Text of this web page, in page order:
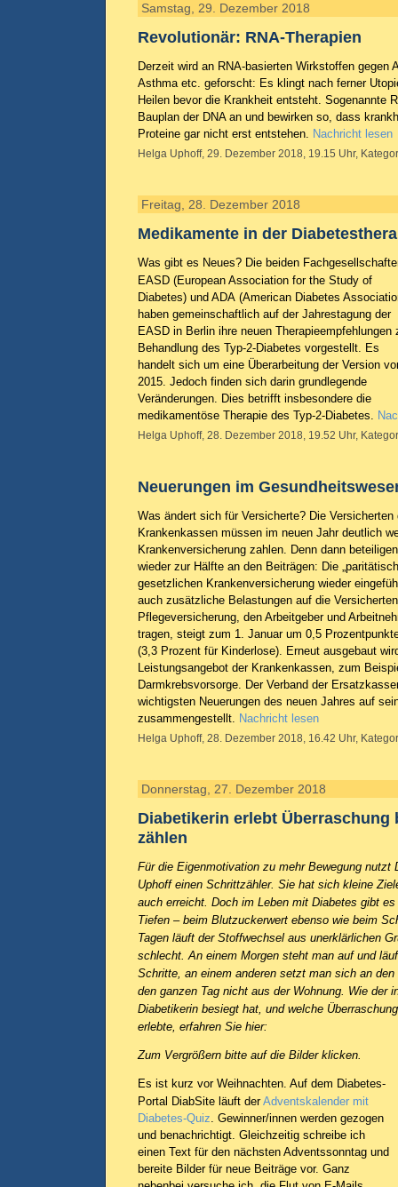
Samstag, 29. Dezember 2018
Revolutionär: RNA-Therapien
Derzeit wird an RNA-basierten Wirkstoffen gegen
Asthma etc. geforscht: Es klingt nach ferner
Heilen bevor die Krankheit entsteht. Sogenannte
Bauplan der DNA an und bewirken so, dass
Proteine gar nicht erst entstehen. Nachricht lesen
Helga Uphoff, 29. Dezember 2018, 19.15 Uhr,
Freitag, 28. Dezember 2018
Medikamente in der
Was gibt es Neues? Die beiden
EASD (European Association for the Study of
Diabetes) und ADA (American Diabetes
haben gemeinschaftlich auf der Jahrestagung der
EASD in Berlin ihre neuen Therapieempfehlungen
Behandlung des Typ-2-Diabetes vorgestellt. Es
handelt sich um eine Überarbeitung der Version
2015. Jedoch finden sich darin grundlegende
Veränderungen. Dies betrifft insbesondere die
medikamentöse Therapie des Typ-2-Diabetes.
Helga Uphoff, 28. Dezember 2018, 19.52 Uhr,
Neuerungen im
Was ändert sich für Versicherte? Die
Krankenkassen müssen im neuen Jahr deutlich
Krankenversicherung zahlen. Denn dann
wieder zur Hälfte an den Beiträgen: Die
gesetzlichen Krankenversicherung wieder
auch zusätzliche Belastungen auf die
Pflegeversicherung, den Arbeitgeber und
tragen, steigt zum 1. Januar um 0,5
(3,3 Prozent für Kinderlose). Erneut ausgebaut
Leistungsangebot der Krankenkassen, zum
Darmkrebsvorsorge. Der Verband der
wichtigsten Neuerungen des neuen Jahres auf
zusammengestellt. Nachricht lesen
Helga Uphoff, 28. Dezember 2018, 16.42 Uhr,
Donnerstag, 27. Dezember 2018
Diabetikerin erlebt Überraschung
zählen
Für die Eigenmotivation zu mehr Bewegung nutzt
Uphoff einen Schrittzähler. Sie hat sich kleine
auch erreicht. Doch im Leben mit Diabetes gibt
Tiefen – beim Blutzuckerwert ebenso wie beim
Tagen läuft der Stoffwechsel aus unerklärlichen
schlecht. An einem Morgen steht man auf und
Schritte, an einem anderen setzt man sich an
den ganzen Tag nicht aus der Wohnung. Wie der
Diabetikerin besiegt hat, und welche
erlebte, erfahren Sie hier:
Zum Vergrößern bitte auf die Bilder klicken.
Es ist kurz vor Weihnachten. Auf dem Diabetes-
Portal DiabSite läuft derAdventskalender mit
Diabetes-Quiz. Gewinner/innen werden gezogen
und benachrichtigt. Gleichzeitig schreibe ich
einen Text für den nächsten Adventssonntag und
bereite Bilder für neue Beiträge vor. Ganz